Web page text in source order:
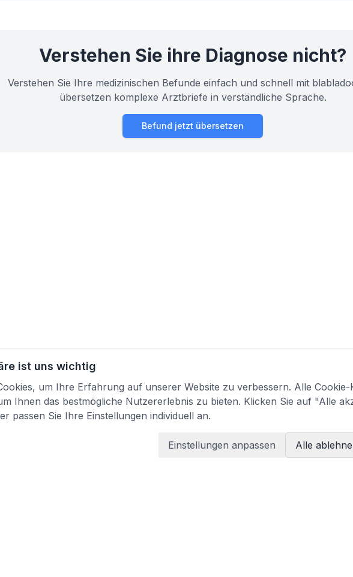
Verstehen Sie ihre Diagnose nicht?
Verstehen Sie Ihre medizinischen Befunde einfach und schnell mit
übersetzen komplexe Arztbriefe in verständliche Sprache.
Befund jetzt übersetzen
ist uns wichtig
um Ihre Erfahrung auf unserer Website zu verbessern. Alle Cookie-
Ihnen das bestmögliche Nutzererlebnis zu bieten. Klicken Sie auf "Alle
passen Sie Ihre Einstellungen individuell an.
Einstellungen anpassen Alle